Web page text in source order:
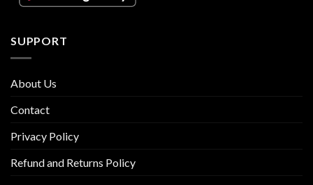
SUPPORT
About Us
Contact
Privacy Policy
Refund and Returns Policy